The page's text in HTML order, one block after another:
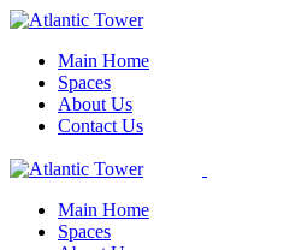
Skip
content
Main Home
Spaces
About Us
Contact Us
Main Home
Spaces